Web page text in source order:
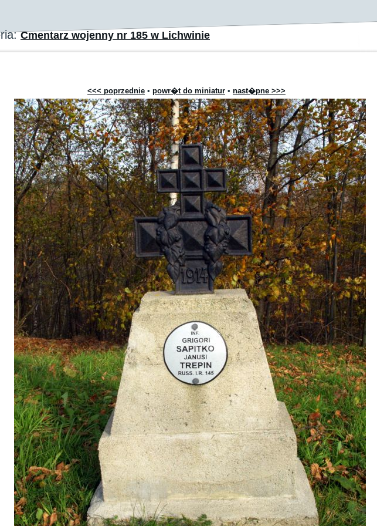
Cmentarz wojenny nr 185 w Lichwinie
<<< poprzednie • powr�t do miniatur • nast�pne >>>